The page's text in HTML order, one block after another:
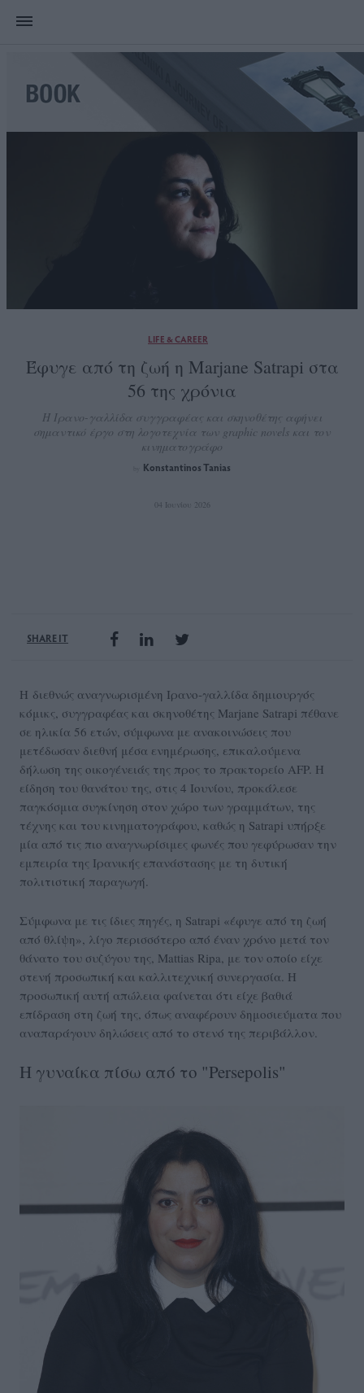
LIFE & CAREER
Έφυγε από τη ζωή η Marjane Satrapi στα
56 της χρόνια
Η Ιρανο-γαλλίδα συγγραφέας και σκηνοθέτης αφήνει
σημαντικό έργο στη λογοτεχνία των graphic novels και τον
κινηματογράφο
Konstantinos Tanias
04 Ιουνίου 2026
SHARE IT
Η διεθνώς αναγνωρισμένη Ιρανο-γαλλίδα δημιουργός
κόμικς, συγγραφέας και σκηνοθέτης Marjane Satrapi πέθανε
σε ηλικία 56 ετών, σύμφωνα με ανακοινώσεις που
μετέδωσαν διεθνή μέσα ενημέρωσης, επικαλούμενα
δήλωση της οικογένειάς της προς το πρακτορείο AFP. Η
είδηση του θανάτου της, στις 4 Ιουνίου, προκάλεσε
παγκόσμια συγκίνηση στον χώρο των γραμμάτων, της
τέχνης και του κινηματογράφου, καθώς η Satrapi υπήρξε
μία από τις πιο αναγνωρίσιμες φωνές που γεφύρωσαν την
εμπειρία της Ιρανικής επανάστασης με τη δυτική
πολιτιστική παραγωγή.
Σύμφωνα με τις ίδιες πηγές, η Satrapi «έφυγε από τη ζωή
από θλίψη», λίγο περισσότερο από έναν χρόνο μετά τον
θάνατο του συζύγου της, Mattias Ripa, με τον οποίο είχε
στενή προσωπική και καλλιτεχνική συνεργασία. Η
προσωπική αυτή απώλεια φαίνεται ότι είχε βαθιά
επίδραση στη ζωή της, όπως αναφέρουν δημοσιεύματα που
αναπαράγουν δηλώσεις από το στενό της περιβάλλον.
Η γυναίκα πίσω από το "Persepolis"